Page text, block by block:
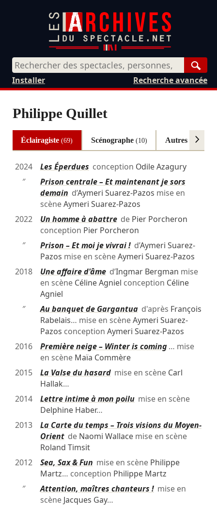
Recherche avancée
Installer
Philippe Quillet
Éclairagiste(69) Scénographe (10) Autres (1)
2024 Les Éperdues conception Odile Azagury
″
Prison centrale – Et maintenant je sors
demain d’Aymeri Suarez-Pazos mise en
scèneAymeri Suarez-Pazos
2022
Un homme à abattrede Pier Porcheron
conception Pier Porcheron
″
Prison – Et moi je vivrai !d’Aymeri Suarez-
Pazos mise en scèneAymeri Suarez-Pazos
2018
Une affaire d'âmed’Ingmar Bergman mise
en scène Céline Agniel conception Céline
Agniel
″
Au banquet de Gargantuad'après François
Rabelais… mise en scèneAymeri Suarez-
Pazos conception Aymeri Suarez-Pazos
2016
Première neige – Winter is coming… mise
en scène Maïa Commère
2015
La Valse du hasardmise en scène Carl
Hallak…
2014
Lettre intime à mon poilumise en scène
Delphine Haber…
2013
La Carte du temps – Trois visions du Moyen-
Orientde Naomi Wallacemise en scène
Roland Timsit
2012
Sea, Sax & Fun mise en scène Philippe
Martz… conception Philippe Martz
″
Attention, maîtres chanteurs !mise en
scène Jacques Gay…